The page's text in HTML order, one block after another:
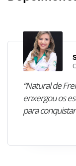
“Natural de
enxergou os
para